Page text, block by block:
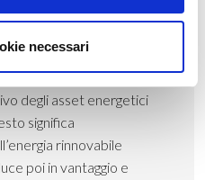
necessari
cioè la messa a
Artificiale che
e utilizzano i dati
degli asset energetici
significa
rinnovabile
poi in vantaggio e